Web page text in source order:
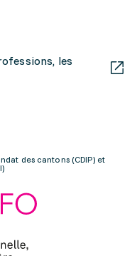
les
des cantons (CDIP) et